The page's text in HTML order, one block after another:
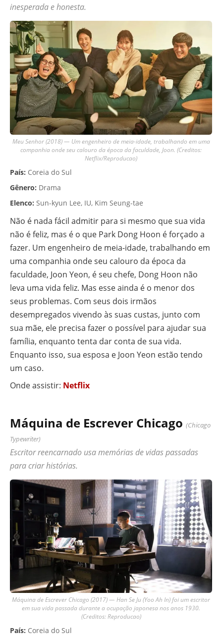
inesperada e honesta.
Meu Senhor (2018) — Um engenheiro de meia-idade, trabalhando em uma
companhia onde seu calouro da época da faculdade, Joon. (Creditos:
Netflix/Reproducao)
País: Coreia do Sul
Gênero: Drama
Elenco: Sun-kyun Lee, IU, Kim Seung-tae
Não é nada fácil admitir para si mesmo que sua vida
não é feliz, mas é o que Park Dong Hoon é forçado a
fazer. Um engenheiro de meia-idade, trabalhando em
uma companhia onde seu calouro da época da
faculdade, Joon Yeon, é seu chefe, Dong Hoon não
leva uma vida feliz. Mas esse ainda é o menor dos
seus problemas. Com seus dois irmãos
desempregados vivendo às suas custas, junto com
sua mãe, ele precisa fazer o possível para ajudar sua
família, enquanto tenta dar conta de sua vida.
Enquanto isso, sua esposa e Joon Yeon estão tendo
um caso.
Onde assistir: Netflix
Máquina de Escrever Chicago (Chicago
Typewriter)
Escritor reencarnado usa memórias de vidas passadas
para criar histórias.
Máquina de Escrever Chicago (2017) — Han Se Ju (Yoo Ah In) foi um escritor
em sua vida passada durante a ocupação japonesa nos anos 1930.
(Creditos: Reproducao)
País: Coreia do Sul